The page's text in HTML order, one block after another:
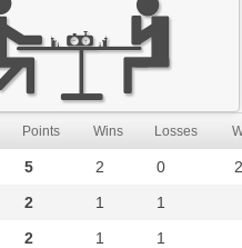
Points Wins Losses
5 2 0
2
2 1
1
2 1
1